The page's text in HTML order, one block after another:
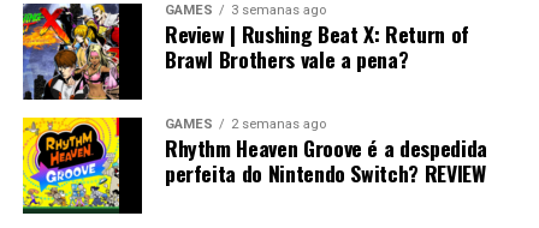
GAMES 3 semanas ago
Review | Rushing Beat X: Return of
Brawl Brothers vale a pena?
GAMES 2 semanas ago
Rhythm Heaven Groove é a despedida
perfeita do Nintendo Switch? REVIEW